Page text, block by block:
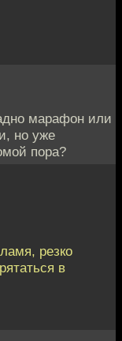
марафон или
но уже
пора?
резко
в